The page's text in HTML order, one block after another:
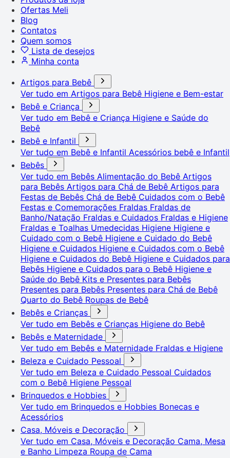
Ofertas Meli
Blog
Contatos
Quem somos
Lista de desejos
Minha conta
Artigos para Bebê
Ver tudo em Artigos para Bebê Higiene e Bem-estar
Bebê e Criança
Ver tudo em Bebê e Criança Higiene e Saúde do
Bebê
Bebê e Infantil
Ver tudo em Bebê e Infantil Acessórios bebê e Infantil
Bebês
Ver tudo em Bebês Alimentação do Bebê Artigos
para Bebês Artigos para Chá de Bebê Artigos para
Festas de Bebês Chá de Bebê Cuidados com o Bebê
Festas e Comemorações Fraldas Fraldas de
Banho/Natação Fraldas e Cuidados Fraldas e Higiene
Fraldas e Toalhas Umedecidas Higiene Higiene e
Cuidado com o Bebê Higiene e Cuidado do Bebê
Higiene e Cuidados Higiene e Cuidados com o Bebê
Higiene e Cuidados do Bebê Higiene e Cuidados para
Bebês Higiene e Cuidados para o Bebê Higiene e
Saúde do Bebê Kits e Presentes para Bebês
Presentes para Bebês Presentes para Chá de Bebê
Quarto do Bebê Roupas de Bebê
Bebês e Crianças
Ver tudo em Bebês e Crianças Higiene do Bebê
Bebês e Maternidade
Ver tudo em Bebês e Maternidade Fraldas e Higiene
Beleza e Cuidado Pessoal
Ver tudo em Beleza e Cuidado Pessoal Cuidados
com o Bebê Higiene Pessoal
Brinquedos e Hobbies
Ver tudo em Brinquedos e Hobbies Bonecas e
Acessórios
Casa, Móveis e Decoração
Ver tudo em Casa, Móveis e Decoração Cama, Mesa
e Banho Limpeza Roupa de Cama